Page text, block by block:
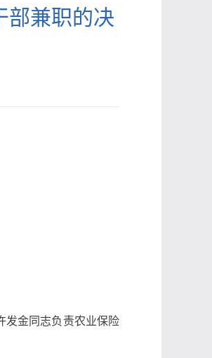
部兼职的决
发金同志负责农业保险